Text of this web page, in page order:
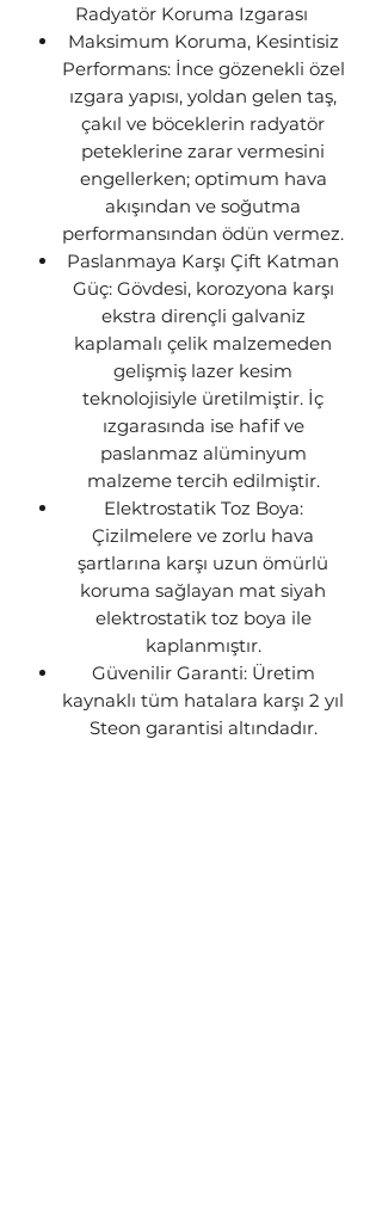
Radyatör Koruma Izgarası
Maksimum Koruma, Kesintisiz
Performans: İnce gözenekli özel
ızgara yapısı, yoldan gelen taş,
çakıl ve böceklerin radyatör
peteklerine zarar vermesini
engellerken; optimum hava
akışından ve soğutma
performansından ödün vermez.
Paslanmaya Karşı Çift Katman
Güç: Gövdesi, korozyona karşı
ekstra dirençli galvaniz
kaplamalı çelik malzemeden
gelişmiş lazer kesim
teknolojisiyle üretilmiştir. İç
ızgarasında ise hafif ve
paslanmaz alüminyum
malzeme tercih edilmiştir.
Elektrostatik Toz Boya:
Çizilmelere ve zorlu hava
şartlarına karşı uzun ömürlü
koruma sağlayan mat siyah
elektrostatik toz boya ile
kaplanmıştır.
Güvenilir Garanti: Üretim
kaynaklı tüm hatalara karşı 2 yıl
Steon garantisi altındadır.